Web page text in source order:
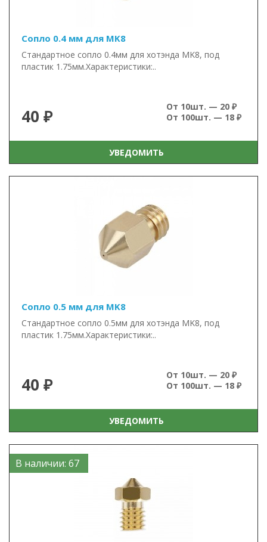
Сопло 0.4 мм для MK8
Стандартное сопло 0.4мм для хотэнда MK8, под
пластик 1.75мм.Характеристики:..
40 ₽
От 10шт. — 20 ₽
От 100шт. — 18 ₽
УВЕДОМИТЬ
Сопло 0.5 мм для MK8
Стандартное сопло 0.5мм для хотэнда MK8, под
пластик 1.75мм.Характеристики:..
40 ₽
От 10шт. — 20 ₽
От 100шт. — 18 ₽
УВЕДОМИТЬ
В наличии: 67